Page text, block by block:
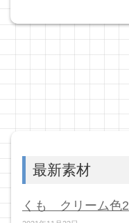
最新素材
くも クリーム色2